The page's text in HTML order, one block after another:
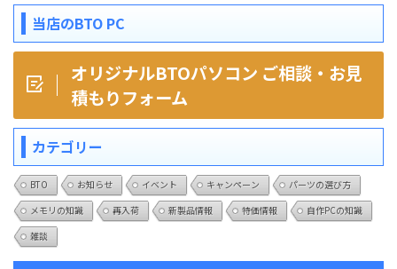
当店のBTO PC
オリジナルBTOパソコン ご相談・お見
積もりフォーム
カテゴリー
BTO お知らせ イベント キャンペーン
パーツの選び方
メモリの知識
再入荷 新製品情報 特価情報
自作PCの知識
雑談